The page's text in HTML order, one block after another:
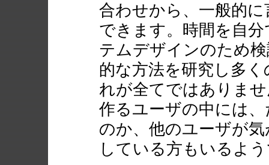
合わせから、一般的
できます。時間を自
テムデザインのため
的な方法を研究し多
れが全てではありま
作るユーザの中には
のか、他のユーザが
している方もいるよ